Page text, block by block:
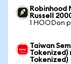
Robinhood
Russell
1 HOODon
Taiwan
Tokenized)
Tokenized)